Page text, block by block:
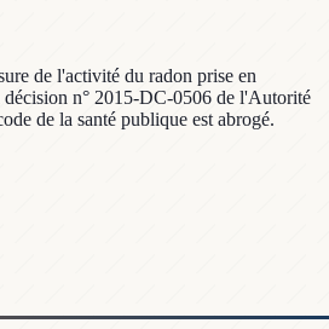
de l'activité du radon prise en
décision n° 2015-DC-0506 de l'Autorité
de la santé publique est abrogé.